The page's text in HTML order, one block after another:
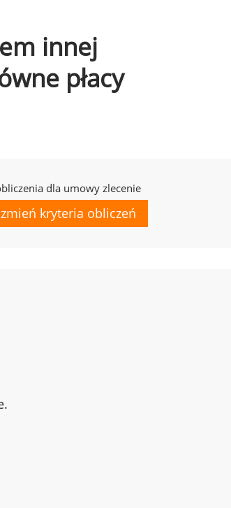
innej
płacy
dla umowy zlecenie
zmień kryteria obliczeń